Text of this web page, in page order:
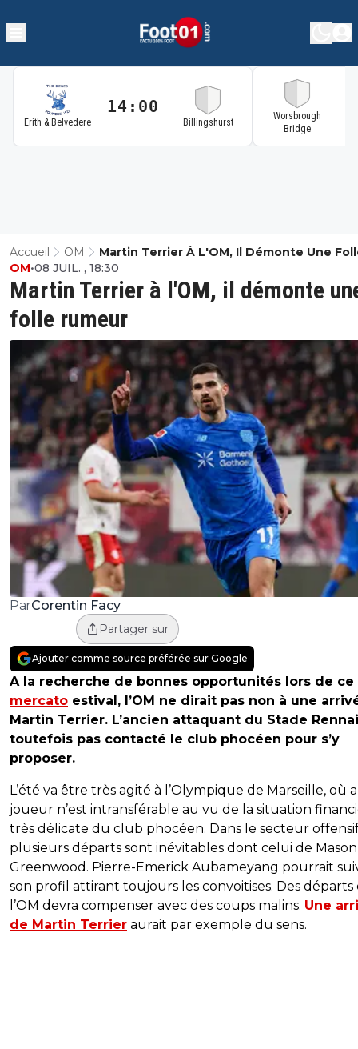
Erith & Belvedere
14:00
Billingshurst
Worsbrough
Bridge
Accueil OM
Martin Terrier À L'OM, Il Démonte Une
Rumeur
Martin Terrier à l'OM, il démonte
folle rumeur
OM•08 JUIL. , 18:30
ParCorentin Facy
Partager sur
Ajouter comme source préférée sur Google
A la recherche de bonnes opportunités lors de ce
mercato estival, l’OM ne dirait pas non à une
Martin Terrier. L’ancien attaquant du Stade
toutefois pas contacté le club phocéen pour s’y
proposer.
L’été va être très agité à l’Olympique de Marseille, où
joueur n’est intransférable au vu de la situation
très délicate du club phocéen. Dans le secteur
plusieurs départs sont inévitables dont celui de Mason
Greenwood. Pierre-Emerick Aubameyang pourrait
son profil attirant toujours les convoitises. Des départs
l’OM devra compenser avec des coups malins. Une
de Martin Terrier aurait par exemple du sens.